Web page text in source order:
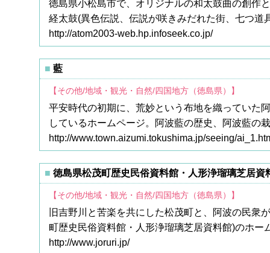
徳島県小松島市で、オリジナルの和太鼓曲の創作
経太鼓(異色伝説、伝説が咲きみだれた街、七つ
http://atom2003-web.hp.infoseek.co.jp/
藍
【その他/地域・観光・自然/四国地方（徳島県）】
平安時代の初期に、荒妙という布地を織っていた
しているホームページ。阿波藍の歴史、阿波藍の
http://www.town.aizumi.tokushima.jp/seeing/
徳島県松茂町歴史民俗資料館・人形浄瑠璃芝居資
【その他/地域・観光・自然/四国地方（徳島県）】
旧吉野川と苦楽を共にした松茂町と、阿波の民
町歴史民俗資料館・人形浄瑠璃芝居資料館)のホ
http://www.joruri.jp/